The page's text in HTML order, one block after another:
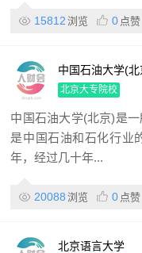
15812 浏览 0 点赞
中国石油大学(北
北京大专院校
中国石油大学(北京)是
是中国石油和石化行业
年，经过几十年...
20088 浏览 0 点赞
北京语言大学